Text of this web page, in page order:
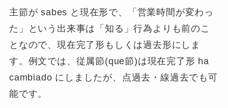
主節が sabes と現在形で、
「営業時間が変わっ
た」という出来事は「知る」行為よりも前のこ
となので、現在完了形もしくは過去形にしま
す。例文では、従属節(que節)は現在完了形 ha
cambiado にしましたが、点過去・線過去でも可
能です。